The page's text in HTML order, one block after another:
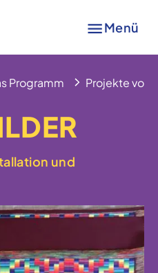
Menü
Programm Projekte von
und